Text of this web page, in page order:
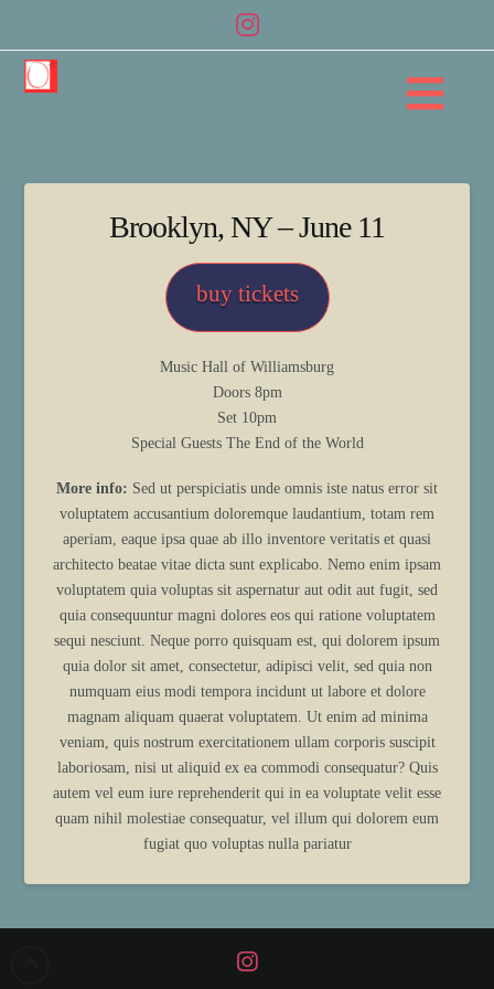
Brooklyn, NY – June 11
buy tickets
Music Hall of Williamsburg
Doors 8pm
Set 10pm
Special Guests The End of the World
More info: Sed ut perspiciatis unde omnis iste natus error sit
voluptatem accusantium doloremque laudantium, totam rem
aperiam, eaque ipsa quae ab illo inventore veritatis et quasi
architecto beatae vitae dicta sunt explicabo. Nemo enim ipsam
voluptatem quia voluptas sit aspernatur aut odit aut fugit, sed
quia consequuntur magni dolores eos qui ratione voluptatem
sequi nesciunt. Neque porro quisquam est, qui dolorem ipsum
quia dolor sit amet, consectetur, adipisci velit, sed quia non
numquam eius modi tempora incidunt ut labore et dolore
magnam aliquam quaerat voluptatem. Ut enim ad minima
veniam, quis nostrum exercitationem ullam corporis suscipit
laboriosam, nisi ut aliquid ex ea commodi consequatur? Quis
autem vel eum iure reprehenderit qui in ea voluptate velit esse
quam nihil molestiae consequatur, vel illum qui dolorem eum
fugiat quo voluptas nulla pariatur